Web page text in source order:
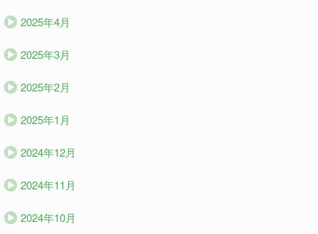
2025年4月
2025年3月
2025年2月
2025年1月
2024年12月
2024年11月
2024年10月